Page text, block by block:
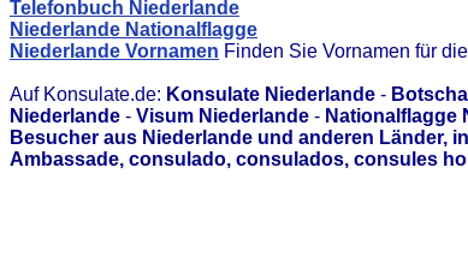
Telefonbuch Niederlande
Niederlande Nationalflagge
Niederlande Vornamen Finden Sie Vornamen für
Auf Konsulate.de: Konsulate Niederlande -
Niederlande - Visum Niederlande - Nationalflagge
Besucher aus Niederlande und anderen Länder,
Ambassade, consulado, consulados, consules